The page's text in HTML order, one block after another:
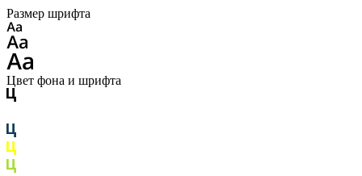
Размер шрифта
Цвет фона и шрифта